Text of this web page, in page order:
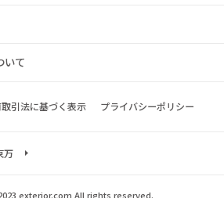
いて
引法に基づく表示 プライバシーポリシー
万
exterior.com All rights reserved.